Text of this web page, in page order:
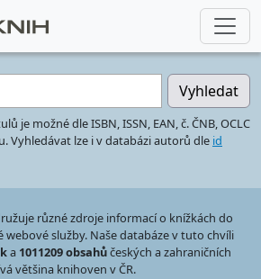
Vyhledat
je možné dle ISBN, ISSN, EAN, č. ČNB, OCLC
Vyhledávat lze i v databázi autorů dle id
různé zdroje informací o knížkách do
webové služby. Naše databáze v tuto chvíli
a 1011209 obsahůčeských a zahraničních
většina knihoven v ČR.